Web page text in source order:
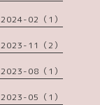
2024-02（1）
2023-11（2）
2023-08（1）
2023-05（1）